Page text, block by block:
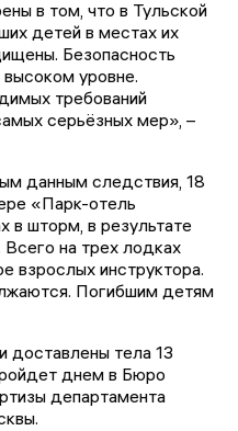
в том, что в Тульской
детей в местах их
Безопасность
уровне.
требований
серьёзных мер», –
данным следствия, 18
«Парк-отель
в шторм, в результате
Всего на трех лодках
взрослых инструктора.
Погибшим детям
тела 13
днем в Бюро
департамента